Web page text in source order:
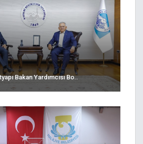
Bakan Yardımcısı Bo..